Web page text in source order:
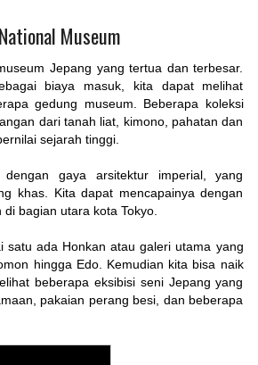
Museum
Jepang yang tertua dan terbesar.
biaya masuk, kita dapat melihat
gedung museum. Beberapa koleksi
dari tanah liat, kimono, pahatan dan
sejarah tinggi.
gaya arsitektur imperial, yang
khas. Kita dapat mencapainya dengan
bagian utara kota Tokyo.
satu ada Honkan atau galeri utama yang
hingga Edo. Kemudian kita bisa naik
beberapa eksibisi seni Jepang yang
pakaian perang besi, dan beberapa